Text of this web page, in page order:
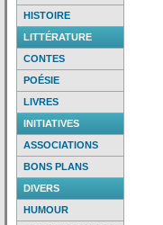
HISTOIRE
LITTÉRATURE
CONTES
POÉSIE
LIVRES
INITIATIVES
ASSOCIATIONS
BONS PLANS
DIVERS
HUMOUR